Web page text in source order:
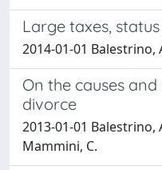
Large taxes,
2014-01-01 Balestrino,
On the causes
divorce
2013-01-01 Balestrino,
Mammini, C.